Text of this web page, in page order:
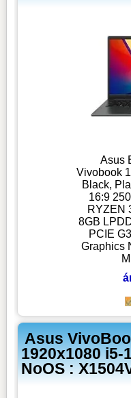
Asus
Vivobook
Black,
16:9
RYZEN
8GB
PCIE
Graphics
Asus
1920x1080 i5-
NoOS :